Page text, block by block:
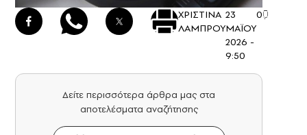
ΧΡΙΣΤΙΝΑ
ΛΑΜΠΡΟΥ
23
ΜΑΪΟΥ
2026 -
9:50
0
Δείτε περισσότερα άρθρα μας στα
αποτελέσματα αναζήτησης